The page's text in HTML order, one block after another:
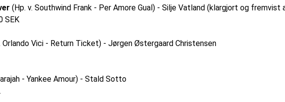
(Hp. v. Southwind Frank - Per Amore Gual) - Silje Vatland (klargjort og
SEK
Orlando Vici - Return Ticket) - Jørgen Østergaard Christensen
- Yankee Amour) - Stald Sotto